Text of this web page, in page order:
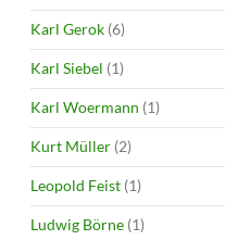
Karl Gerok (6)
Karl Siebel (1)
Karl Woermann (1)
Kurt Müller (2)
Leopold Feist (1)
Ludwig Börne (1)